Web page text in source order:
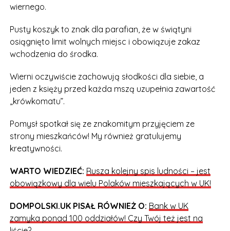
wiernego.
Pusty koszyk to znak dla parafian, że w świątyni
osiągnięto limit wolnych miejsc i obowiązuje zakaz
wchodzenia do środka.
Wierni oczywiście zachowują słodkości dla siebie, a
jeden z księży przed każda mszą uzupełnia zawartość
„krówkomatu”.
Pomysł spotkał się ze znakomitym przyjęciem ze
strony mieszkańców! My również gratulujemy
kreatywności.
WARTO WIEDZIEĆ: Rusza kolejny spis ludności – jest
obowiązkowy dla wielu Polaków mieszkających w UK!
DOMPOLSKI.UK PISAŁ RÓWNIEŻ O: Bank w UK
zamyka ponad 100 oddziałów! Czy Twój też jest na